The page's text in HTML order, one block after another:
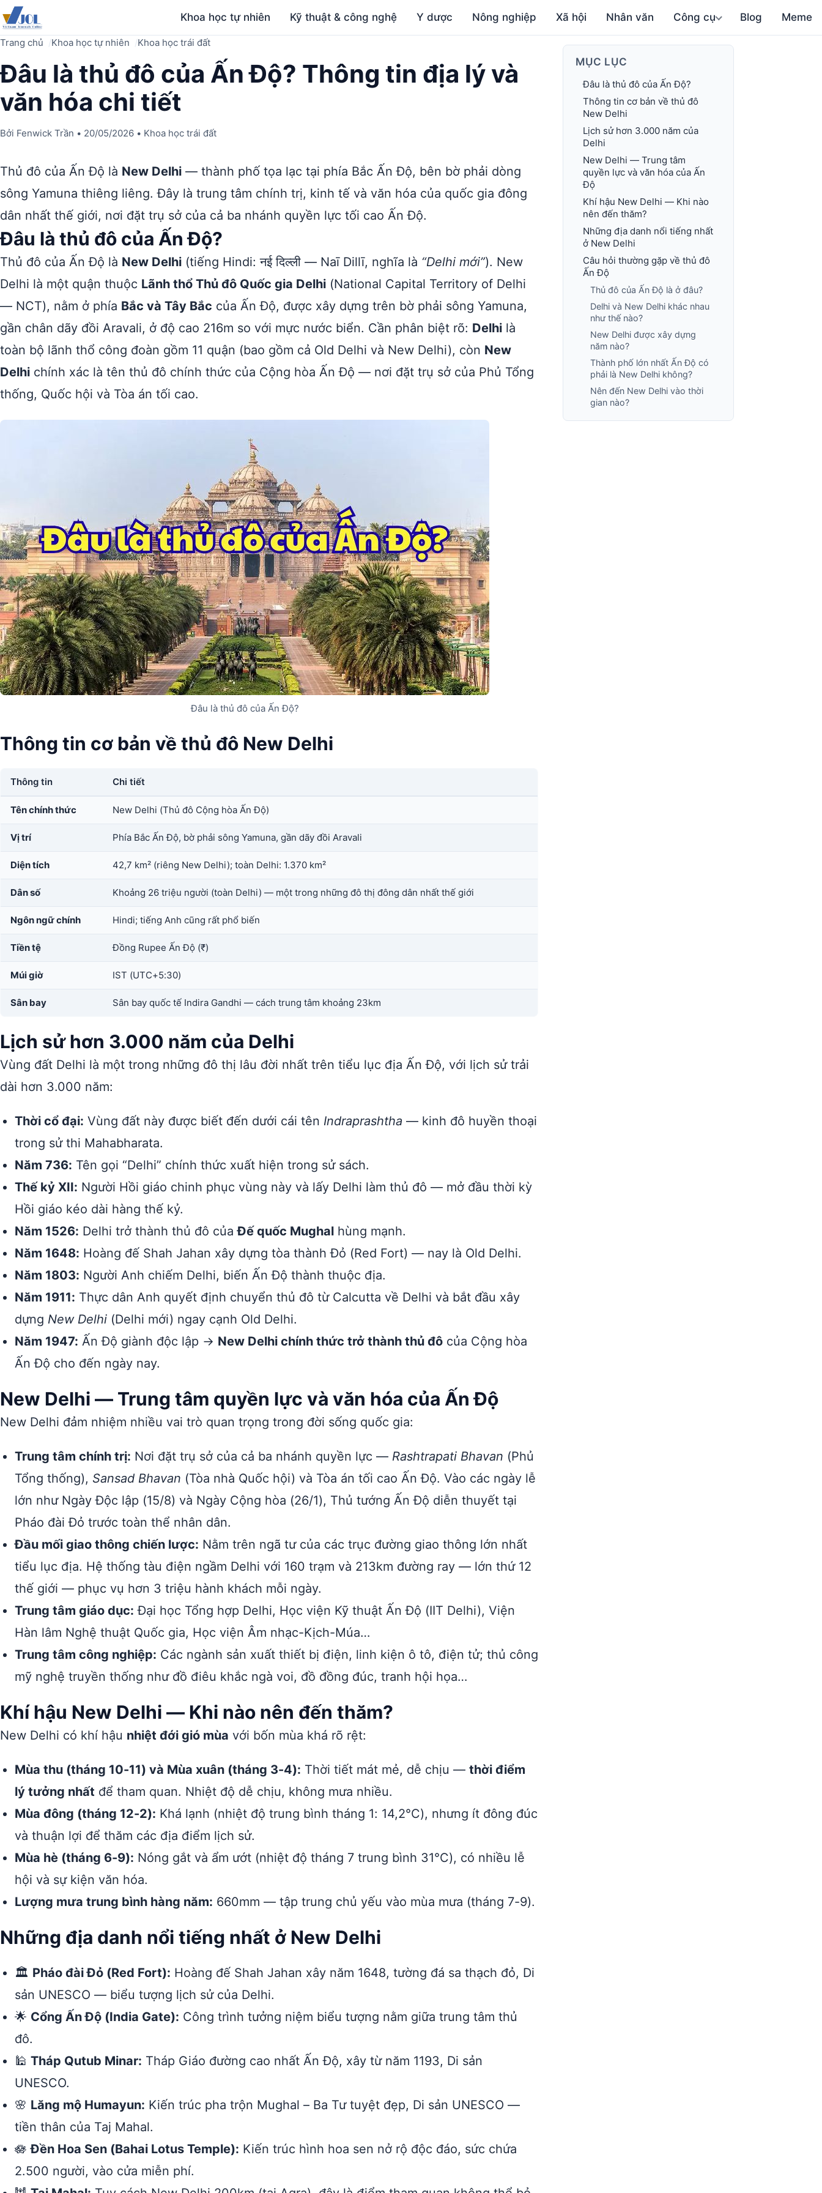
Khoa học tự nhiên Kỹ thuật & công nghệ Y dược Nông nghiệp Xã hội Nhân văn Công cụ Blog Meme
Trang chủ Khoa học tự nhiên Khoa học trái đất
Đâu là thủ đô của Ấn Độ? Thông tin địa lý và
văn hóa chi tiết
Bởi Fenwick Trần • 20/05/2026 • Khoa học trái đất
Thủ đô của Ấn Độ là New Delhi — thành phố tọa lạc tại phía Bắc Ấn Độ, bên bờ phải dòng
sông Yamuna thiêng liêng. Đây là trung tâm chính trị, kinh tế và văn hóa của quốc gia đông
dân nhất thế giới, nơi đặt trụ sở của cả ba nhánh quyền lực tối cao Ấn Độ.
Đâu là thủ đô của Ấn Độ?
Thủ đô của Ấn Độ là New Delhi (tiếng Hindi: नई दिल्ली — Naī Dillī, nghĩa là “Delhi mới”). New
Delhi là một quận thuộc Lãnh thổ Thủ đô Quốc gia Delhi (National Capital Territory of Delhi
— NCT), nằm ở phía Bắc và Tây Bắc của Ấn Độ, được xây dựng trên bờ phải sông Yamuna,
gần chân dãy đồi Aravali, ở độ cao 216m so với mực nước biển. Cần phân biệt rõ: Delhi là
toàn bộ lãnh thổ công đoàn gồm 11 quận (bao gồm cả Old Delhi và New Delhi), còn New
Delhi chính xác là tên thủ đô chính thức của Cộng hòa Ấn Độ — nơi đặt trụ sở của Phủ Tổng
thống, Quốc hội và Tòa án tối cao.
Đâu là thủ đô của Ấn Độ?
Thông tin cơ bản về thủ đô New Delhi
Thông tin Chi tiết
Tên chính thức New Delhi (Thủ đô Cộng hòa Ấn Độ)
Vị trí Phía Bắc Ấn Độ, bờ phải sông Yamuna, gần dãy đồi Aravali
Diện tích 42,7 km² (riêng New Delhi); toàn Delhi: 1.370 km²
Dân số Khoảng 26 triệu người (toàn Delhi) — một trong những đô thị đông dân nhất thế giới
Ngôn ngữ chính Hindi; tiếng Anh cũng rất phổ biến
Tiền tệ Đồng Rupee Ấn Độ (₹)
Múi giờ IST (UTC+5:30)
Sân bay Sân bay quốc tế Indira Gandhi — cách trung tâm khoảng 23km
Lịch sử hơn 3.000 năm của Delhi
Vùng đất Delhi là một trong những đô thị lâu đời nhất trên tiểu lục địa Ấn Độ, với lịch sử trải
dài hơn 3.000 năm:
Thời cổ đại: Vùng đất này được biết đến dưới cái tên Indraprashtha — kinh đô huyền thoại
trong sử thi Mahabharata.
Năm 736: Tên gọi “Delhi” chính thức xuất hiện trong sử sách.
Thế kỷ XII: Người Hồi giáo chinh phục vùng này và lấy Delhi làm thủ đô — mở đầu thời kỳ
Hồi giáo kéo dài hàng thế kỷ.
Năm 1526: Delhi trở thành thủ đô củaĐế quốc Mughal hùng mạnh.
Năm 1648: Hoàng đế Shah Jahan xây dựng tòa thành Đỏ (Red Fort) — nay là Old Delhi.
Năm 1803: Người Anh chiếm Delhi, biến Ấn Độ thành thuộc địa.
Năm 1911: Thực dân Anh quyết định chuyển thủ đô từ Calcutta về Delhi và bắt đầu xây
dựng New Delhi (Delhi mới) ngay cạnh Old Delhi.
Năm 1947: Ấn Độ giành độc lập → New Delhi chính thức trở thành thủ đô của Cộng hòa
Ấn Độ cho đến ngày nay.
New Delhi — Trung tâm quyền lực và văn hóa của Ấn Độ
New Delhi đảm nhiệm nhiều vai trò quan trọng trong đời sống quốc gia:
Trung tâm chính trị: Nơi đặt trụ sở của cả ba nhánh quyền lực — Rashtrapati Bhavan (Phủ
Tổng thống), Sansad Bhavan (Tòa nhà Quốc hội) và Tòa án tối cao Ấn Độ. Vào các ngày lễ
lớn như Ngày Độc lập (15/8) và Ngày Cộng hòa (26/1), Thủ tướng Ấn Độ diễn thuyết tại
Pháo đài Đỏ trước toàn thể nhân dân.
Đầu mối giao thông chiến lược: Nằm trên ngã tư của các trục đường giao thông lớn nhất
tiểu lục địa. Hệ thống tàu điện ngầm Delhi với 160 trạm và 213km đường ray — lớn thứ 12
thế giới — phục vụ hơn 3 triệu hành khách mỗi ngày.
Trung tâm giáo dục: Đại học Tổng hợp Delhi, Học viện Kỹ thuật Ấn Độ (IIT Delhi), Viện
Hàn lâm Nghệ thuật Quốc gia, Học viện Âm nhạc-Kịch-Múa…
Trung tâm công nghiệp: Các ngành sản xuất thiết bị điện, linh kiện ô tô, điện tử; thủ công
mỹ nghệ truyền thống như đồ điêu khắc ngà voi, đồ đồng đúc, tranh hội họa…
Khí hậu New Delhi — Khi nào nên đến thăm?
New Delhi có khí hậu nhiệt đới gió mùa với bốn mùa khá rõ rệt:
Mùa thu (tháng 10-11) và Mùa xuân (tháng 3-4): Thời tiết mát mẻ, dễ chịu — thời điểm
lý tưởng nhất để tham quan. Nhiệt độ dễ chịu, không mưa nhiều.
Mùa đông (tháng 12-2): Khá lạnh (nhiệt độ trung bình tháng 1: 14,2°C), nhưng ít đông đúc
và thuận lợi để thăm các địa điểm lịch sử.
Mùa hè (tháng 6-9): Nóng gắt và ẩm ướt (nhiệt độ tháng 7 trung bình 31°C), có nhiều lễ
hội và sự kiện văn hóa.
Lượng mưa trung bình hàng năm: 660mm — tập trung chủ yếu vào mùa mưa (tháng 7-9).
Những địa danh nổi tiếng nhất ở New Delhi
🏛️ Pháo đài Đỏ (Red Fort): Hoàng đế Shah Jahan xây năm 1648, tường đá sa thạch đỏ, Di
sản UNESCO — biểu tượng lịch sử của Delhi.
🌟 Cổng Ấn Độ (India Gate): Công trình tưởng niệm biểu tượng nằm giữa trung tâm thủ
đô.
🕌 Tháp Qutub Minar: Tháp Giáo đường cao nhất Ấn Độ, xây từ năm 1193, Di sản
UNESCO.
🌸 Lăng mộ Humayun: Kiến trúc pha trộn Mughal – Ba Tư tuyệt đẹp, Di sản UNESCO —
tiền thân của Taj Mahal.
🪷Đền Hoa Sen (Bahai Lotus Temple): Kiến trúc hình hoa sen nở rộ độc đáo, sức chứa
2.500 người, vào cửa miễn phí.
MỤC LỤC
Đâu là thủ đô của Ấn Độ?
Thông tin cơ bản về thủ đô
New Delhi
Lịch sử hơn 3.000 năm của
Delhi
New Delhi — Trung tâm
quyền lực và văn hóa của Ấn
Độ
Khí hậu New Delhi — Khi nào
nên đến thăm?
Những địa danh nổi tiếng nhất
ở New Delhi
Câu hỏi thường gặp về thủ đô
Ấn Độ
Thủ đô của Ấn Độ là ở đâu?
Delhi và New Delhi khác nhau
như thế nào?
New Delhi được xây dựng
năm nào?
Thành phố lớn nhất Ấn Độ có
phải là New Delhi không?
Nên đến New Delhi vào thời
gian nào?